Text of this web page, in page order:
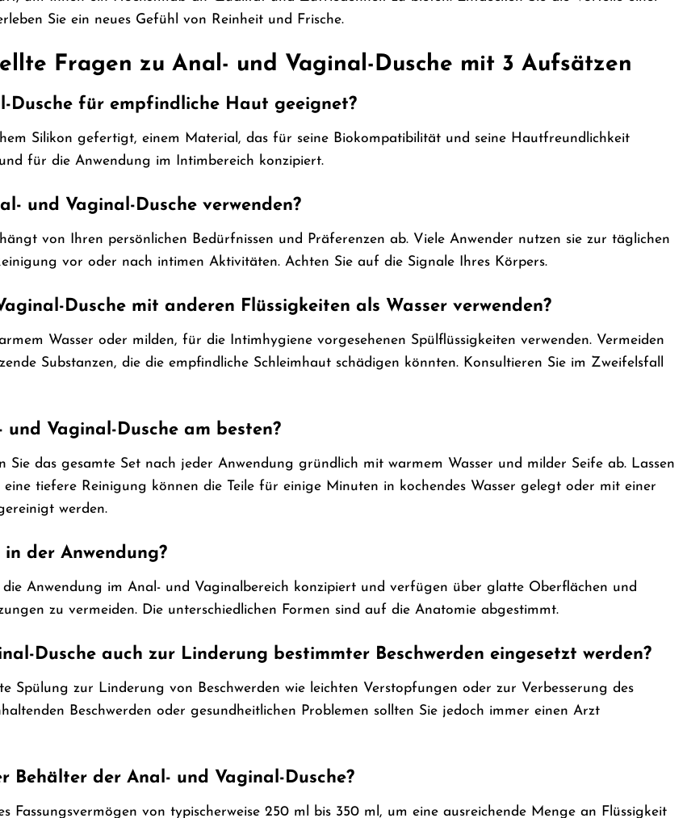
Sie ein neues Gefühl von Reinheit und Frische.
Fragen zu Anal- und Vaginal-Dusche mit 3 Aufsätzen
Dusche für empfindliche Haut geeignet?
Silikon gefertigt, einem Material, das für seine Biokompatibilität und seine Hautfreundlichkeit
für die Anwendung im Intimbereich konzipiert.
und Vaginal-Dusche verwenden?
von Ihren persönlichen Bedürfnissen und Präferenzen ab. Viele Anwender nutzen sie zur täglichen
vor oder nach intimen Aktivitäten. Achten Sie auf die Signale Ihres Körpers.
Dusche mit anderen Flüssigkeiten als Wasser verwenden?
Wasser oder milden, für die Intimhygiene vorgesehenen Spülflüssigkeiten verwenden. Vermeiden
Substanzen, die die empfindliche Schleimhaut schädigen könnten. Konsultieren Sie im Zweifelsfall
Vaginal-Dusche am besten?
Sie das gesamte Set nach jeder Anwendung gründlich mit warmem Wasser und milder Seife ab. Lassen
tiefere Reinigung können die Teile für einige Minuten in kochendes Wasser gelegt oder mit einer
werden.
der Anwendung?
die Anwendung im Anal- und Vaginalbereich konzipiert und verfügen über glatte Oberflächen und
zu vermeiden. Die unterschiedlichen Formen sind auf die Anatomie abgestimmt.
Dusche auch zur Linderung bestimmter Beschwerden eingesetzt werden?
Spülung zur Linderung von Beschwerden wie leichten Verstopfungen oder zur Verbesserung des
Beschwerden oder gesundheitlichen Problemen sollten Sie jedoch immer einen Arzt
Behälter der Anal- und Vaginal-Dusche?
Fassungsvermögen von typischerweise 250 ml bis 350 ml, um eine ausreichende Menge an Flüssigkeit